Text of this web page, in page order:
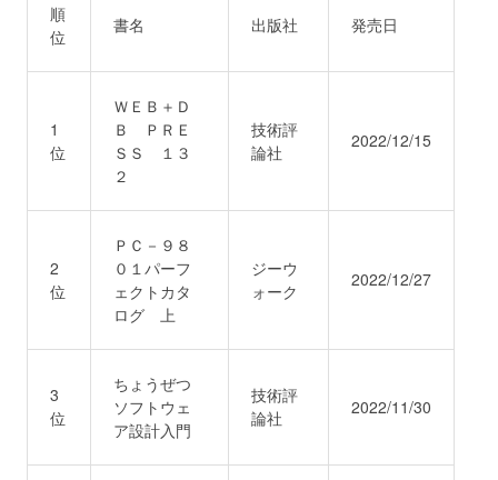
順
位
書名 出版社 発売日
1
位
ＷＥＢ＋Ｄ
Ｂ ＰＲＥ
ＳＳ １３
２
技術評
論社
2022/12/15
2
位
ＰＣ－９８
０１パーフ
ェクトカタ
ログ 上
ジーウ
ォーク
2022/12/27
3
位
ちょうぜつ
ソフトウェ
ア設計入門
技術評
論社
2022/11/30
フェア
会社概要 プライバシーポリシー
お問い合わせ 取材のお申し込み